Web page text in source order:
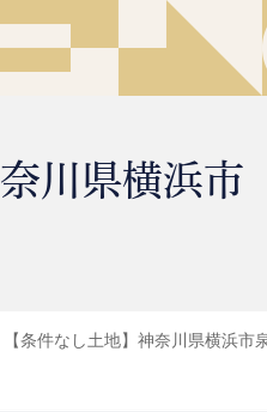
川県横浜市
【条件なし土地】神奈川県横浜市